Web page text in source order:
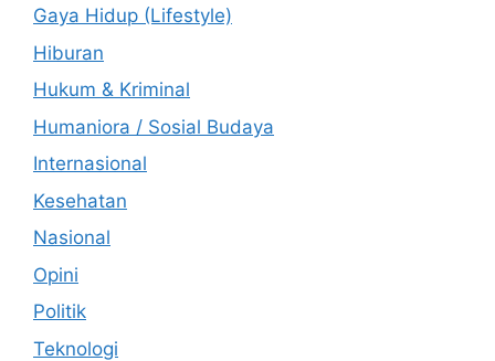
Gaya Hidup (Lifestyle)
Hiburan
Hukum & Kriminal
Humaniora / Sosial Budaya
Internasional
Kesehatan
Nasional
Opini
Politik
Teknologi